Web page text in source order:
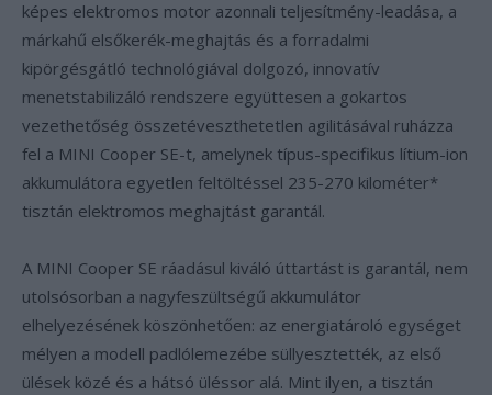
képes elektromos motor azonnali teljesítmény-leadása, a
márkahű elsőkerék-meghajtás és a forradalmi
kipörgésgátló technológiával dolgozó, innovatív
menetstabilizáló rendszere együttesen a gokartos
vezethetőség összetéveszthetetlen agilitásával ruházza
fel a MINI Cooper SE-t, amelynek típus-specifikus lítium-ion
akkumulátora egyetlen feltöltéssel 235-270 kilométer*
tisztán elektromos meghajtást garantál.
A MINI Cooper SE ráadásul kiváló úttartást is garantál, nem
utolsósorban a nagyfeszültségű akkumulátor
elhelyezésének köszönhetően: az energiatároló egységet
mélyen a modell padlólemezébe süllyesztették, az első
ülések közé és a hátsó üléssor alá. Mint ilyen, a tisztán